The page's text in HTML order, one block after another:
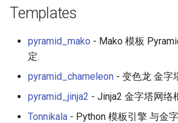
Templates
pyramid_mako - Mako 模板
定.
pyramid_chameleon - 变色龙 金字
pyramid_jinja2 - Jinja2 金字塔网络
Tonnikala - Python 模板引擎 与金